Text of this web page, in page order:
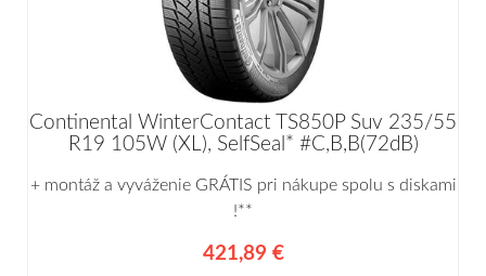
Continental WinterContact TS850P Suv 235/55
R19 105W (XL), SelfSeal* #C,B,B(72dB)
+ montáž a vyváženie GRÁTIS pri nákupe spolu s diskami
!**
421,89 €